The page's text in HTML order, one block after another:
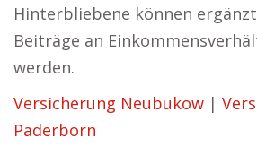
Hinterbliebene können
Beiträge an
werden.
Versicherung Neubukow |
Paderborn